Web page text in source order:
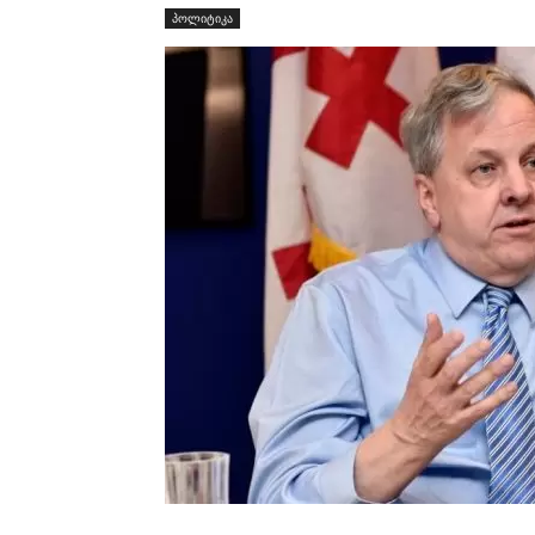
პოლიტიკა